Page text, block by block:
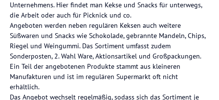
Unternehmens. Hier findet man Kekse und Snacks für unterwegs,
die Arbeit oder auch für Picknick und co.
Angeboten werden neben regulären Keksen auch weitere
Süßwaren und Snacks wie Schokolade, gebrannte Mandeln, Chips,
Riegel und Weingummi. Das Sortiment umfasst zudem
Sonderposten, 2. Wahl Ware, Aktionsartikel und Großpackungen.
Ein Teil der angebotenen Produkte stammt aus kleineren
Manufakturen und ist im regulären Supermarkt oft nicht
erhältlich.
Das Angebot wechselt regelmäßig, sodass sich das Sortiment je